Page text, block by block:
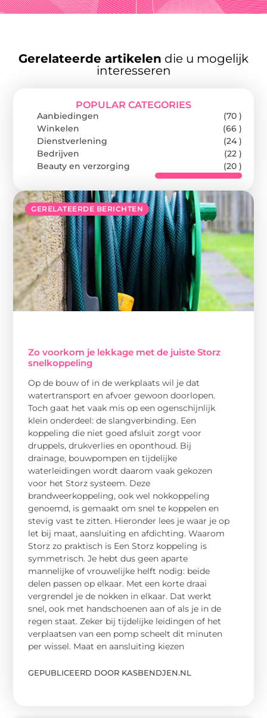
Gerelateerde artikelen die u mogelijk
interesseren
GERELATEERDE BERICHTEN
Zo voorkom je lekkage met de juiste Storz
snelkoppeling
Op de bouw of in de werkplaats wil je dat
watertransport en afvoer gewoon doorlopen.
Toch gaat het vaak mis op een ogenschijnlijk
klein onderdeel: de slangverbinding. Een
koppeling die niet goed afsluit zorgt voor
druppels, drukverlies en oponthoud. Bij
drainage, bouwpompen en tijdelijke
waterleidingen wordt daarom vaak gekozen
voor het Storz systeem. Deze
brandweerkoppeling, ook wel nokkoppeling
genoemd, is gemaakt om snel te koppelen en
stevig vast te zitten. Hieronder lees je waar je op
let bij maat, aansluiting en afdichting. Waarom
Storz zo praktisch is Een Storz koppeling is
symmetrisch. Je hebt dus geen aparte
mannelijke of vrouwelijke helft nodig: beide
delen passen op elkaar. Met een korte draai
vergrendel je de nokken in elkaar. Dat werkt
snel, ook met handschoenen aan of als je in de
regen staat. Zeker bij tijdelijke leidingen of het
verplaatsen van een pomp scheelt dit minuten
per wissel. Maat en aansluiting kiezen
GEPUBLICEERD DOOR KASBENDJEN.NL
POPULAR CATEGORIES
Aanbiedingen
(70 )
Winkelen
(66 )
Dienstverlening
(24 )
Bedrijven
(22 )
Beauty en verzorging
(20 )